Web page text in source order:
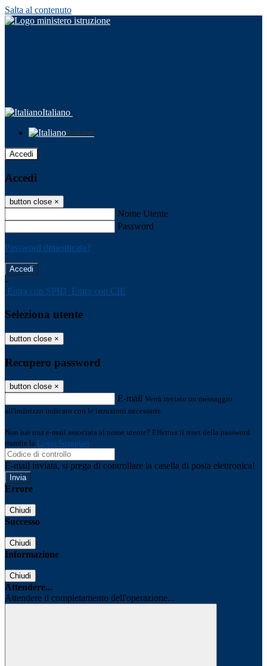
Salta al contenuto
Italiano
Italiano
Accedi
Accedi
button close ×
Nome Utente
Password
Password dimenticata?
-
Entra con SPID Entra con CIE
Seleziona utente
button close ×
Recupero password
button close ×
E-mail Verrà inviato un messaggio
all'indirizzo indicato con le istruzioni necessarie.
Non hai una e-mail associata al nome utente? Effettua il reset della password
tramite la Login Spaggiari
E-mail inviata, si prega di controllare la casella di posta elettronica!
Errore
Chiudi
Successo
Chiudi
Informazione
Chiudi
Attendere...
Attendere il completamento dell'operazione...